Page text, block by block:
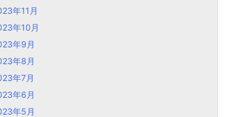
年11月
年10月
年9月
年8月
年7月
年6月
年5月